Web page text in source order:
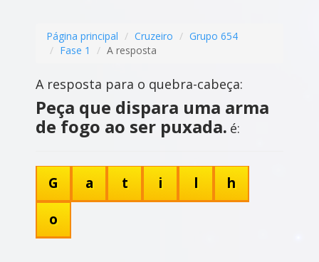
Página principal Cruzeiro
Grupo 654
Fase 1
A resposta
A resposta para o quebra-cabeça:
Peça que dispara uma arma
de fogo ao ser puxada. é:
G a t i l
h
o